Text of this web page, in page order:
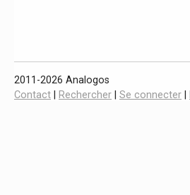
2011-2026 Analogos
Contact
Rechercher Se connecter